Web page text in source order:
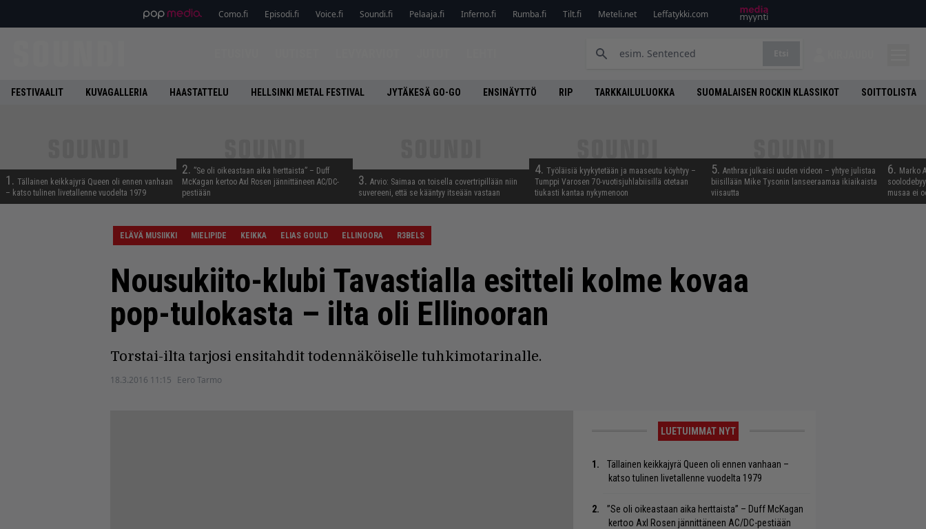
Como.fi Episodi.fi Voice.fi Soundi.fi Pelaaja.fi Inferno.fi Rumba.fi Tilt.fi Meteli.net Leffatykki.com
FESTIVAALIT KUVAGALLERIA HAASTATTELU HELLSINKI METAL FESTIVAL JYTÄKESÄ GO-GO ENSINÄYTTÖ RIP TARKKAILULUOKKA SUOMALAISEN ROCKIN KLASSIKOT SOITTOLISTA
1. Tällainen keikkajyrä Queen oli ennen vanhaan
– katso tulinen livetallenne vuodelta 1979
2. ”Se oli oikeastaan aika herttaista” – Duff
McKagan kertoo Axl Rosen jännittäneen AC/DC-
pestiään
3. Arvio: Saimaa on toisella covertripillään niin
suvereeni, että se kääntyy itseään vastaan
4. Työläisiä kyykytetään ja maaseutu köyhtyy –
Tumppi Varosen 70-vuotisjuhlabiisillä otetaan
tiukasti kantaa nykymenoon
5. Anthrax julkaisi uuden videon – yhtye julistaa
biisillään Mike Tysonin lanseeraamaa ikiaikaista
viisautta
6. Marko
musaa ei
ELÄVÄ MUSIIKKI MIELIPIDE KEIKKA ELIAS GOULD ELLINOORA R3BELS
Nousukiito-klubi Tavastialla esitteli kolme kovaa
pop-tulokasta – ilta oli Ellinooran
Torstai-ilta tarjosi ensitahdit todennäköiselle tuhkimotarinalle.
18.3.2016 11:15 Eero Tarmo
LUETUIMMAT NYT
Tällainen keikkajyrä Queen oli ennen vanhaan –
katso tulinen livetallenne vuodelta 1979
”Se oli oikeastaan aika herttaista” – Duff McKagan
kertoo Axl Rosen jännittäneen AC/DC-pestiään